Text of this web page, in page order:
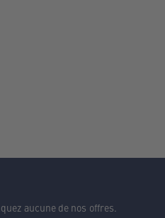
aucune de nos offres.